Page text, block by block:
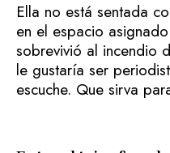
Ella no está sentada
en el espacio
sobrevivió al incendio
le gustaría ser
escuche. Que sirva